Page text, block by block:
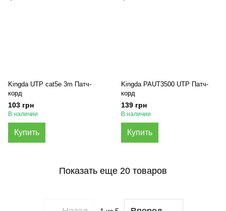
Kingda UTP cat5e 3m Патч-
корд
103 грн
В наличии
Купить
Kingda PAUT3500 UTP Патч-
корд
139 грн
В наличии
Купить
Показать еще 20 товаров